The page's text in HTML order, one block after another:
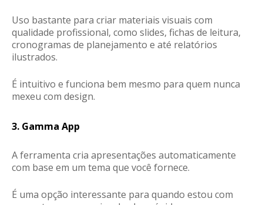
Uso bastante para criar materiais visuais com
qualidade profissional, como slides, fichas de leitura,
cronogramas de planejamento e até relatórios
ilustrados.
É intuitivo e funciona bem mesmo para quem nunca
mexeu com design.
3. Gamma App
A ferramenta cria apresentações automaticamente
com base em um tema que você fornece.
É uma opção interessante para quando estou com